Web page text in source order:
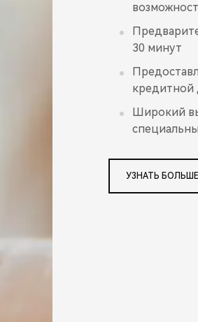
30 минут
кредитной
Широкий
УЗНАТЬ БОЛЬШЕ